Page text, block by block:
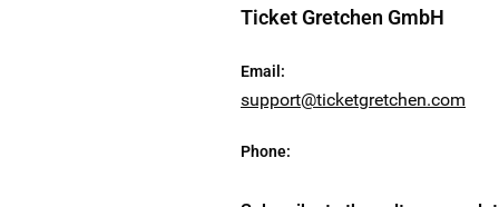
Ticket Gretchen GmbH
Email :
support@ticketgretchen.com
Phone: